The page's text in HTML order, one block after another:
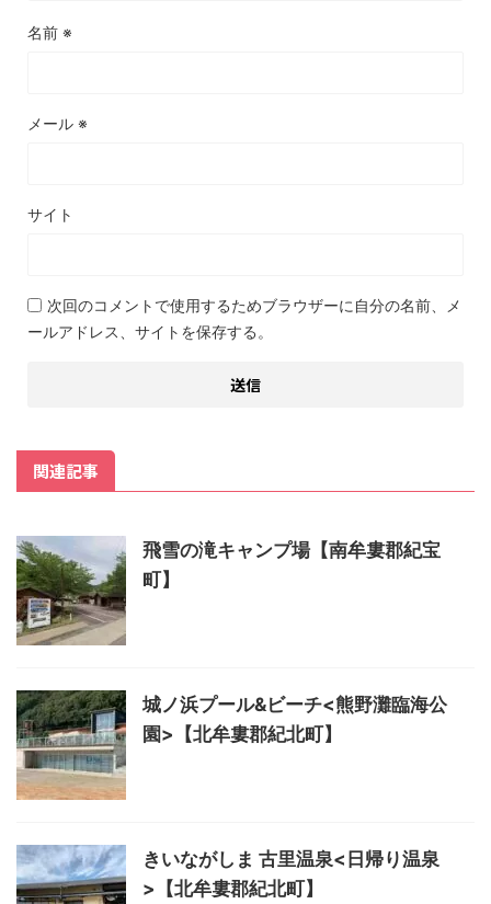
名前 ※
メール ※
サイト
次回のコメントで使用するためブラウザーに自分の名前、メ
ールアドレス、サイトを保存する。
関連記事
飛雪の滝キャンプ場【南牟婁郡紀宝
町】
城ノ浜プール&ビーチ<熊野灘臨海公
園>【北牟婁郡紀北町】
きいながしま 古里温泉<日帰り温泉
>【北牟婁郡紀北町】